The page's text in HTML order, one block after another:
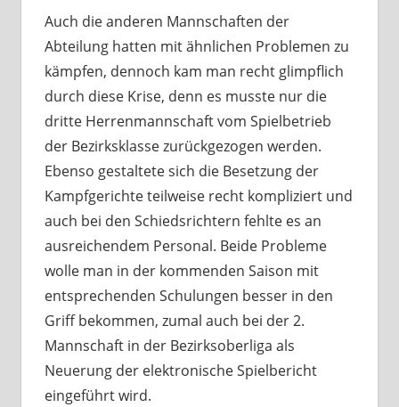
Auch die anderen Mannschaften der
Abteilung hatten mit ähnlichen Problemen zu
kämpfen, dennoch kam man recht glimpflich
durch diese Krise, denn es musste nur die
dritte Herrenmannschaft vom Spielbetrieb
der Bezirksklasse zurückgezogen werden.
Ebenso gestaltete sich die Besetzung der
Kampfgerichte teilweise recht kompliziert und
auch bei den Schiedsrichtern fehlte es an
ausreichendem Personal. Beide Probleme
wolle man in der kommenden Saison mit
entsprechenden Schulungen besser in den
Griff bekommen, zumal auch bei der 2.
Mannschaft in der Bezirksoberliga als
Neuerung der elektronische Spielbericht
eingeführt wird.